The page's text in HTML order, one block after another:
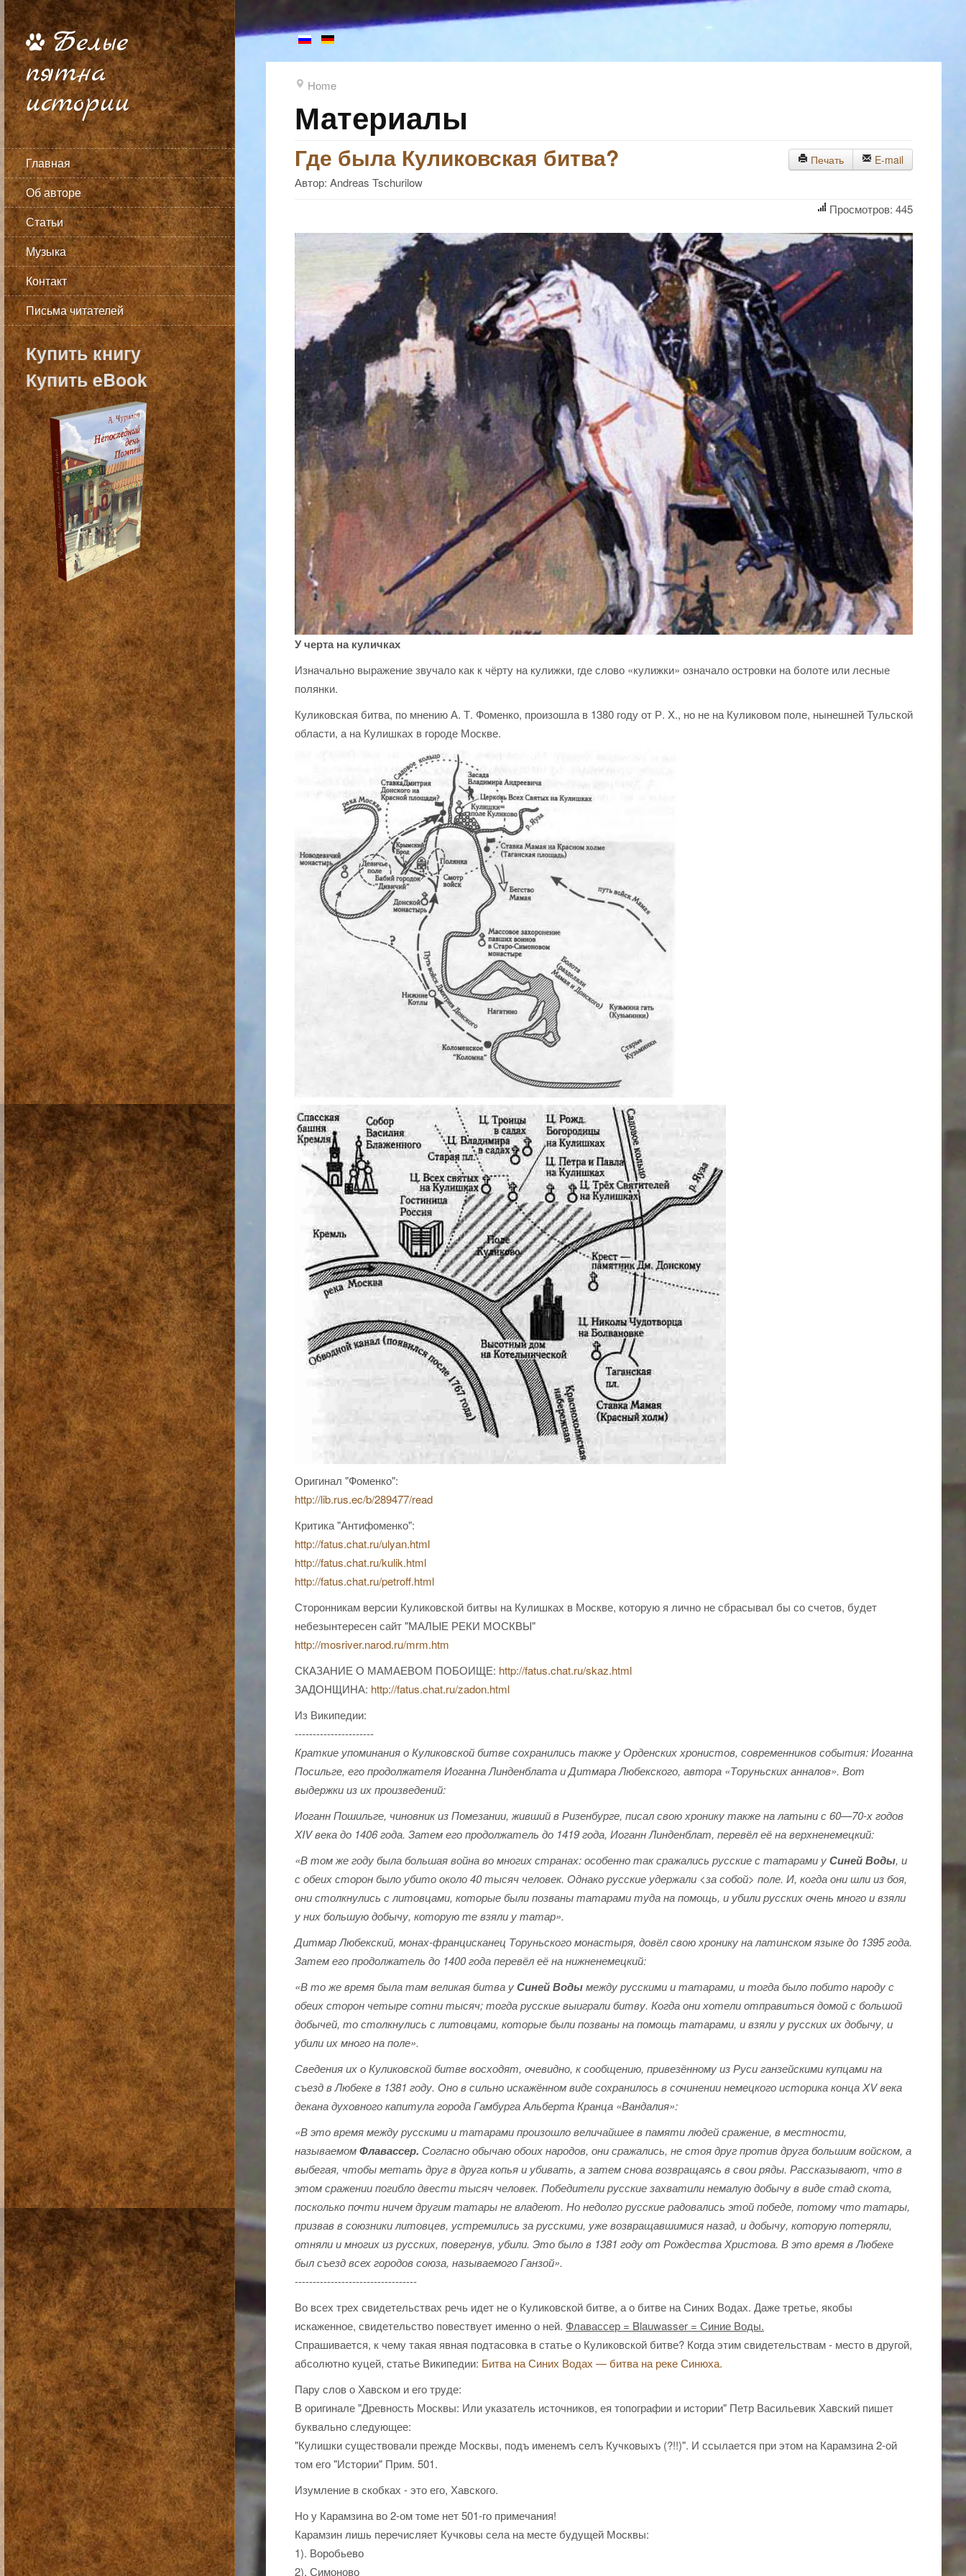
Белые
пятна
истории
Главная
Об авторе
Статьи
Музыка
Контакт
Письма читателей
Купить книгу
Купить eBook
Home
Материалы
Печать E-mail
Где была Куликовская битва?
Автор: Andreas Tschurilow
Просмотров: 445
У черта на куличках
Изначально выражение звучало как к чёрту на кулижки, где слово «кулижки» означало островки на болоте или лесные
полянки.
Куликовская битва, по мнению А. Т. Фоменко, произошла в 1380 году от Р. X., но не на Куликовом поле, нынешней Тульской
области, а на Кулишках в городе Москве.
Оригинал "Фоменко":
http://lib.rus.ec/b/289477/read
Критика "Антифоменко":
http://fatus.chat.ru/ulyan.html
http://fatus.chat.ru/kulik.html
http://fatus.chat.ru/petroff.html
Сторонникам версии Куликовской битвы на Кулишках в Москве, которую я лично не сбрасывал бы со счетов, будет
небезынтересен сайт "МАЛЫЕ РЕКИ МОСКВЫ"
http://mosriver.narod.ru/mrm.htm
СКАЗАНИЕ О МАМАЕВОМ ПОБОИЩЕ: http://fatus.chat.ru/skaz.html
ЗАДОНЩИНА: http://fatus.chat.ru/zadon.html
Из Википедии:
----------------------
Краткие упоминания о Куликовской битве сохранились также у Орденских хронистов, современников события: Иоганна
Посильге, его продолжателя Иоганна Линденблата и Дитмара Любекского, автора «Торуньских анналов». Вот
выдержки из их произведений:
Иоганн Пошильге, чиновник из Помезании, живший в Ризенбурге, писал свою хронику также на латыни с 60—70-х годов
XIV века до 1406 года. Затем его продолжатель до 1419 года, Иоганн Линденблат, перевёл её на верхненемецкий:
«В том же году была большая война во многих странах: особенно так сражались русские с татарами уСиней Воды, и
с обеих сторон было убито около 40 тысяч человек. Однако русские удержали <за собой> поле. И, когда они шли из боя,
они столкнулись с литовцами, которые были позваны татарами туда на помощь, и убили русских очень много и взяли
у них большую добычу, которую те взяли у татар».
Дитмар Любекский, монах-францисканец Торуньского монастыря, довёл свою хронику на латинском языке до 1395 года.
Затем его продолжатель до 1400 года перевёл её на нижненемецкий:
«В то же время была там великая битва уСиней Водымежду русскими и татарами, и тогда было побито народу с
обеих сторон четыре сотни тысяч; тогда русские выиграли битву. Когда они хотели отправиться домой с большой
добычей, то столкнулись с литовцами, которые были позваны на помощь татарами, и взяли у русских их добычу, и
убили их много на поле».
Сведения их о Куликовской битве восходят, очевидно, к сообщению, привезённому из Руси ганзейскими купцами на
съезд в Любеке в 1381 году. Оно в сильно искажённом виде сохранилось в сочинении немецкого историка конца XV века
декана духовного капитула города Гамбурга Альберта Кранца «Вандалия»:
«В это время между русскими и татарами произошло величайшее в памяти людей сражение, в местности,
называемомФлавассер. Согласно обычаю обоих народов, они сражались, не стоя друг против друга большим войском, а
выбегая, чтобы метать друг в друга копья и убивать, а затем снова возвращаясь в свои ряды. Рассказывают, что в
этом сражении погибло двести тысяч человек. Победители русские захватили немалую добычу в виде стад скота,
посколько почти ничем другим татары не владеют. Но недолго русские радовались этой победе, потому что татары,
призвав в союзники литовцев, устремились за русскими, уже возвращавшимися назад, и добычу, которую потеряли,
отняли и многих из русских, повергнув, убили. Это было в 1381 году от Рождества Христова. В это время в Любеке
был съезд всех городов союза, называемого Ганзой».
----------------------------------
Во всех трех свидетельствах речь идет не о Куликовской битве, а о битве на Синих Водах. Даже третье, якобы
искаженное, свидетельство повествует именно о ней. Флавассер = Blauwasser = Синие Воды.
Спрашивается, к чему такая явная подтасовка в статье о Куликовской битве? Когда этим свидетельствам - место в другой,
абсолютно куцей, статье Википедии: Битва на Синих Водах — битва на реке Синюха.
Пару слов о Хавском и его труде:
В оригинале "Древность Москвы: Или указатель источников, ея топографии и истории" Петр Васильевик Хавский пишет
буквально следующее:
"Кулишки существовали прежде Москвы, подъ именемъ селъ Кучковыхъ (?!!)". И ссылается при этом на Карамзина 2-ой
том его "Истории" Прим. 501.
Изумление в скобках - это его, Хавского.
Но у Карамзина во 2-ом томе нет 501-го примечания!
Карамзин лишь перечисляет Кучковы села на месте будущей Москвы:
1). Воробьево
2). Симоново